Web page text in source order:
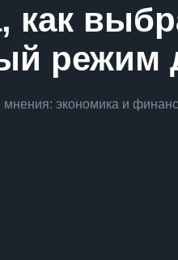
как
режим
мнения: экономика и